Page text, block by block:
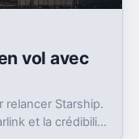
vol avec
relancer Starship.
et la crédibilité